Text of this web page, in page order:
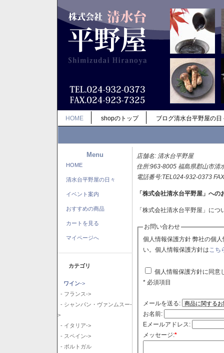
HOME shopのトップ ブログ清水台平野屋の日
Menu
HOME
清水台平野屋の日々
イベント案内
おすすめの商品
カートを見る
マイページへ
カテゴリ
ワイン->
- フランス->
- シャンパン・ヴァンムスー-
>
- イタリア->
- スペイン->
- ポルトガル
店舗名: 清水台平野屋
住所:963-8005 福島県郡山市清
電話番号:TEL024-932-0373
「株式会社清水台平野屋」への
「株式会社清水台平野屋」に
お問い合わせ
個人情報保護方針 弊社の個人情報保護方針に同意される場合はチェックボックスをクリックしてくださ
い。個人情報保護方針はこち
個人情報保護方針に同意
* 必須項目
メールを送る:
お名前:
Eメールアドレス:
メッセージ:*